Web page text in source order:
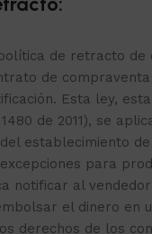
de retracto
de
Esta ley,
de 2011), se
establecimiento
para
notificar al
el dinero en
derechos de los